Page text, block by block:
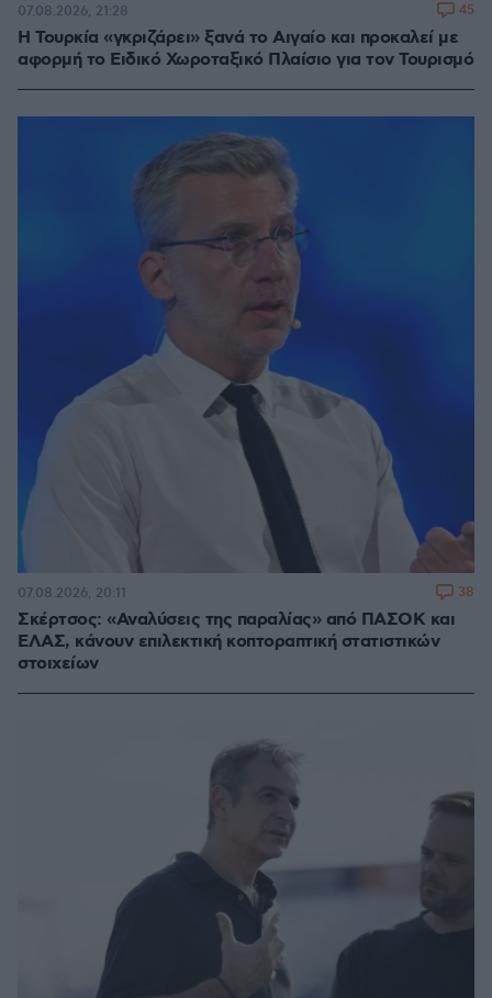
Η Τουρκία «γκριζάρει» ξανά το Αιγαίο και προκαλεί με
αφορμή το Ειδικό Χωροταξικό Πλαίσιο για τον Τουρισμό
07.08.2026, 21:28 45
Σκέρτσος: «Αναλύσεις της παραλίας» από ΠΑΣΟΚ και
ΕΛΑΣ, κάνουν επιλεκτική κοπτοραπτική στατιστικών
στοιχείων
07.08.2026, 20:11 38